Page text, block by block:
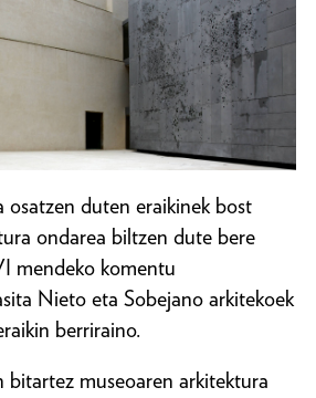
osatzen duten eraikinek bost
ondarea biltzen dute bere
mendeko komentu
Nieto eta Sobejano arkitekoek
berriraino.
bitartez museoaren arkitektura